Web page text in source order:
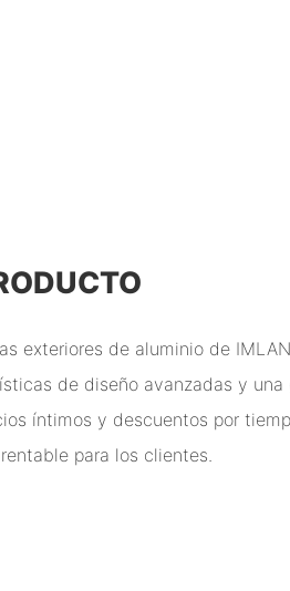
exteriores de aluminio de
de diseño avanzadas y una
íntimos y descuentos por
para los clientes.